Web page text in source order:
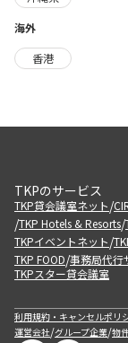
海外
香港
TKPのサービス
TKP貸会議室ネット/
/TKP Hotels & Resorts/
TKPイベントネット/
TKP FOOD/事務局代行
TKPスター貸会議室
利用規約・キャンセルポリ
運営会社/グループ企業/物